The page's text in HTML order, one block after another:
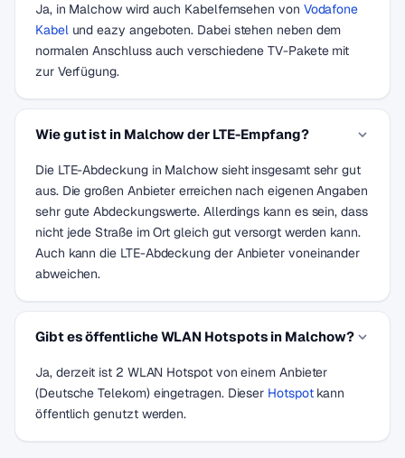
Ja, in Malchow wird auch Kabelfernsehen von Vodafone
Kabelund eazy angeboten. Dabei stehen neben dem
normalen Anschluss auch verschiedene TV-Pakete mit
zur Verfügung.
Wie gut ist in Malchow der LTE-Empfang?
Die LTE-Abdeckung in Malchow sieht insgesamt sehr gut
aus. Die großen Anbieter erreichen nach eigenen Angaben
sehr gute Abdeckungswerte. Allerdings kann es sein, dass
nicht jede Straße im Ort gleich gut versorgt werden kann.
Auch kann die LTE-Abdeckung der Anbieter voneinander
abweichen.
Gibt es öffentliche WLAN Hotspots in Malchow?
Ja, derzeit ist 2 WLAN Hotspot von einem Anbieter
(Deutsche Telekom) eingetragen. Dieser Hotspotkann
öffentlich genutzt werden.